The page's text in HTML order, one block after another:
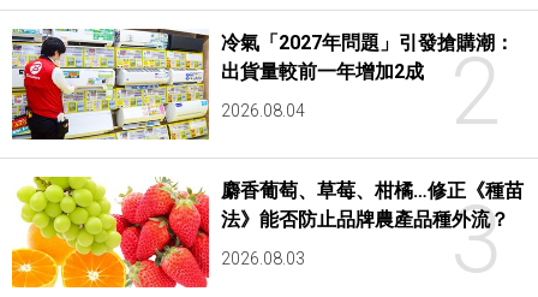
2
冷氣「2027年問題」引發搶購潮：
出貨量較前一年增加2成
2026.08.04
3
麝香葡萄、草莓、柑橘…修正《種苗
法》能否防止品牌農產品種外流？
2026.08.03